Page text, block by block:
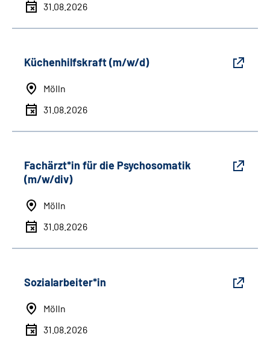
31.08.2026
Küchenhilfskraft (m/w/d)
Mölln
31.08.2026
Fachärzt*in für die Psychosomatik
(m/w/div)
Mölln
31.08.2026
Sozialarbeiter*in
Mölln
31.08.2026